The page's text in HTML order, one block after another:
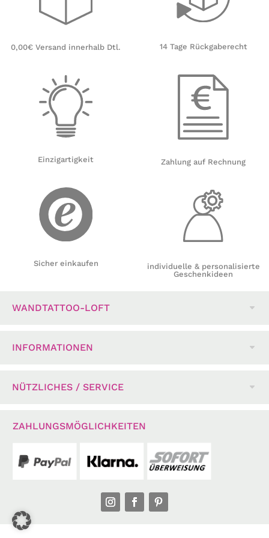
0,00€ Versand innerhalb Dtl.
Einzigartigkeit
Sicher einkaufen
14 Tage Rückgaberecht
Zahlung auf Rechnung
individuelle & personalisierte
Geschenkideen
WANDTATTOO-LOFT
INFORMATIONEN
NÜTZLICHES / SERVICE
ZAHLUNGSMÖGLICHKEITEN